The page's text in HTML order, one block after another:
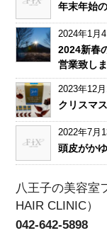
年末年始
2024年1月4
2024新春
営業致しま
2023年12月
クリスマス
2022年7月
頭皮がか
八王子の美容室
HAIR CLINIC）
042-642-5898